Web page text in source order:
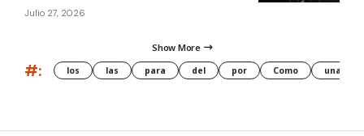
Julio 27, 2026
Show More
#: los las para del por Como una